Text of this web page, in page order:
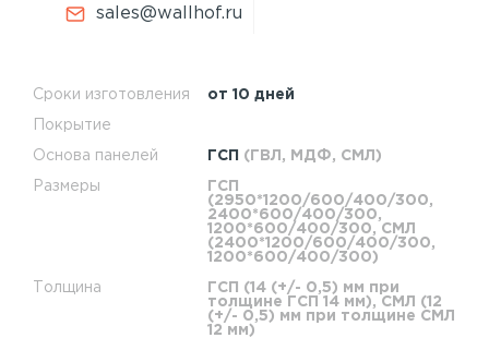
Сроки изготовления от 10 дней
Покрытие
Основа панелей ГСП (ГВЛ, МДФ, СМЛ)
Размеры
ГСП
(2950*1200/600/400/300,
2400*600/400/300,
1200*600/400/300, СМЛ
(2400*1200/600/400/300,
1200*600/400/300)
Толщина
ГСП (14 (+/- 0,5) мм при
толщине ГСП 14 мм), СМЛ (12
(+/- 0,5) мм при толщине СМЛ
12 мм)
sales@wallhof.ru